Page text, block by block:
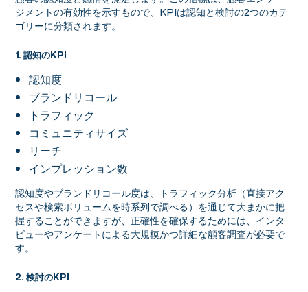
ジメントの有効性を示すもので、KPIは認知と検討の2つのカテ
ゴリーに分類されます。
1. 認知のKPI
認知度
ブランドリコール
トラフィック
コミュニティサイズ
リーチ
インプレッション数
認知度やブランドリコール度は、トラフィック分析（直接アク
セスや検索ボリュームを時系列で調べる）を通じて大まかに把
握することができますが、正確性を確保するためには、インタ
ビューやアンケートによる大規模かつ詳細な顧客調査が必要で
す。
2. 検討のKPI